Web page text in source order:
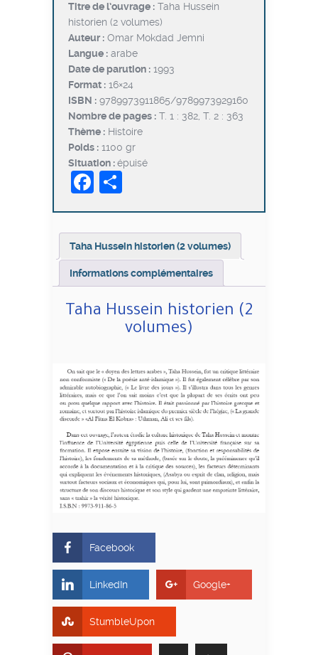
initial
était :
د.ت12,500.
actuel
Titre de l’ouvrage : Taha Hussein
historien (2 volumes)
Auteur : Omar Mokdad Jemni
Langue : arabe
Date de parution : 1993
Format : 16×24
ISBN : 9789973911865/9789973929160
Nombre de pages : T. 1 : 382, T. 2 : 363
Thème : Histoire
Poids : 1100 gr
Situation :épuisé
Facebook
Taha Hussein historien (2 volumes)
Informations complémentaires
Taha Hussein historien (2
volumes)
Facebook
LinkedIn Google+
StumbleUpon